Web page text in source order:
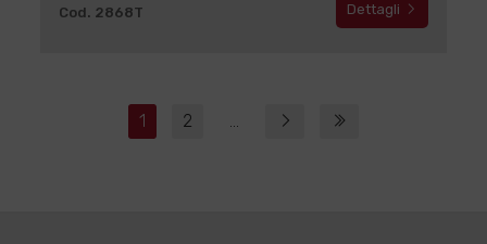
Cod. 2868T Dettagli
1 2 ...